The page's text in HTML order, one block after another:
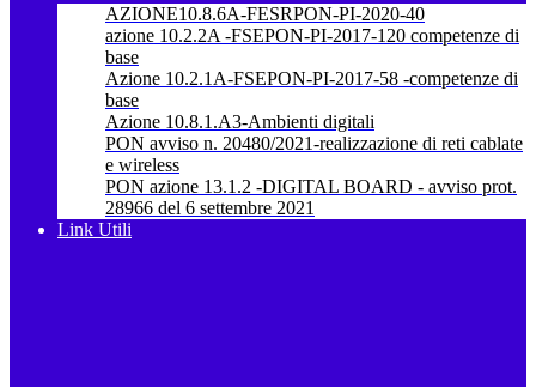
AZIONE10.8.6A-FESRPON-PI-2020-40
azione 10.2.2A -FSEPON-PI-2017-120 competenze di
base
Azione 10.2.1A-FSEPON-PI-2017-58 -competenze di
base
Azione 10.8.1.A3-Ambienti digitali
PON avviso n. 20480/2021-realizzazione di reti cablate
e wireless
PON azione 13.1.2 -DIGITAL BOARD - avviso prot.
28966 del 6 settembre 2021
Link Utili